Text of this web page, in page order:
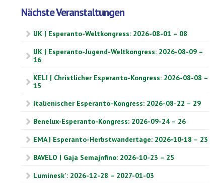
Nächste Veranstaltungen
UK | Esperanto-Weltkongress: 2026-08-01 – 08
IJK | Esperanto-Jugend-Weltkongress: 2026-08-09 –
16
KELI | Christlicher Esperanto-Kongress: 2026-08-08 –
15
Italienischer Esperanto-Kongress: 2026-08-22 – 29
Benelux-Esperanto-Kongress: 2026-09-24 – 26
EMA | Esperanto-Herbstwandertage: 2026‑10‑18 – 23
BAVELO | Gaja Semajnfino: 2026-10-23 – 25
Luminesk': 2026-12-28 – 2027-01-03